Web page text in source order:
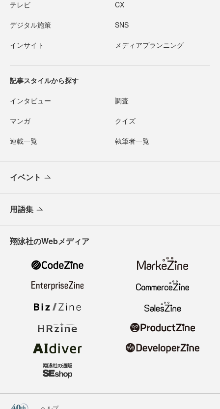
テレビ CX
デジタル施策 SNS
インサイト メディアプランニング
記事スタイルから探す
インタビュー 調査
マンガ クイズ
連載一覧 執筆者一覧
イベント
用語集
翔泳社のWebメディア